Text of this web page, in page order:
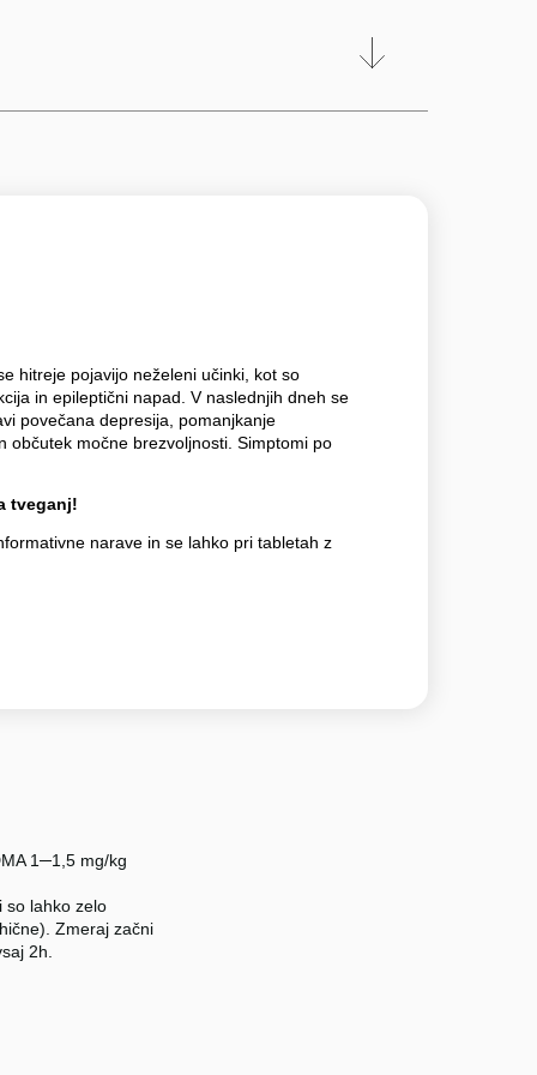
hitreje pojavijo neželeni učinki, kot so
in epileptični napad. V naslednjih dneh se
povečana depresija, pomanjkanje
občutek močne brezvoljnosti. Simptomi po
tveganj!
narave in se lahko pri tabletah z
1─1,5 mg/kg
so lahko zelo
Zmeraj začni
2h.